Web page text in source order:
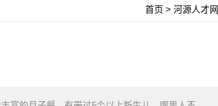
首页 > 河源人才网